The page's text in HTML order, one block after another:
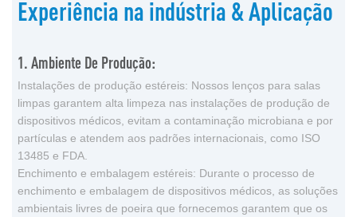
Experiência na indústria & Aplicação
1. Ambiente De Produção:
Instalações de produção estéreis: Nossos lenços para salas
limpas garantem alta limpeza nas instalações de produção de
dispositivos médicos, evitam a contaminação microbiana e por
partículas e atendem aos padrões internacionais, como ISO
13485 e FDA.
Enchimento e embalagem estéreis: Durante o processo de
enchimento e embalagem de dispositivos médicos, as soluções
ambientais livres de poeira que fornecemos garantem que os